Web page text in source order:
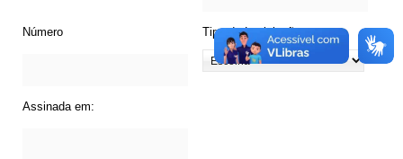
Número Tipo de Legislação
Assinada em: